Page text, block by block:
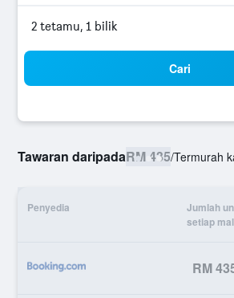
2 tetamu, 1 bilik
Cari
Tawaran daripadaRM 435/Termurah
Penyedia
Jumlah
setiap
RM